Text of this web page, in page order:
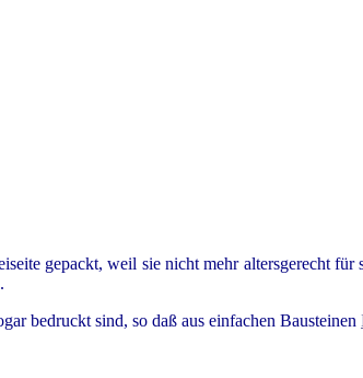
gepackt, weil sie nicht mehr altersgerecht für
bedruckt sind, so daß aus einfachen Bausteinen